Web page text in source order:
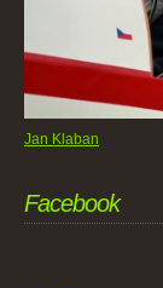
Jan Klaban
Facebook